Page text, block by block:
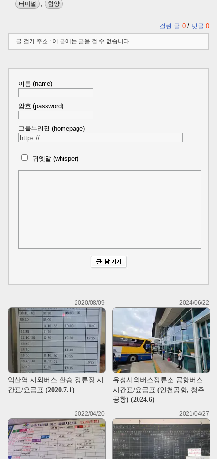
터미널 , 함양
걸린 글 0 / 덧글 0
글 걸기 주소 : 이 글에는 글을 걸 수 없습니다.
이름 (name)
암호 (password)
그물누리집 (homepage)
귀엣말 (whisper)
2020/08/09
익산역 시외버스 환승 정류장 시
간표/요금표 (2020.7.1)
2024/06/22
유성시외버스정류소 공항버스
시간표/요금표 (인천공항, 청주
공항) (2024.6)
2022/04/20 2021/04/27